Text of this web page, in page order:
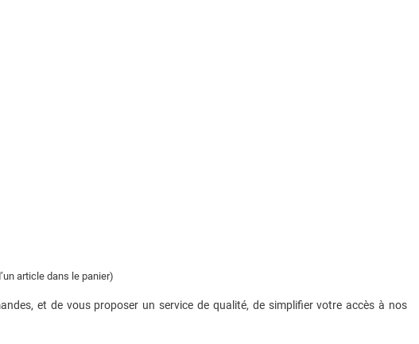
article dans le panier)
et de vous proposer un service de qualité, de simplifier votre accès à nos